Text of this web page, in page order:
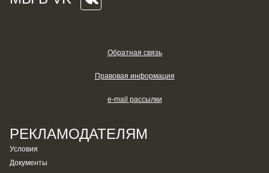
РЕКЛАМОДАТЕЛЯМ
Условия
Документы
Обратная связь
Правовая информация
e-mail рассылки